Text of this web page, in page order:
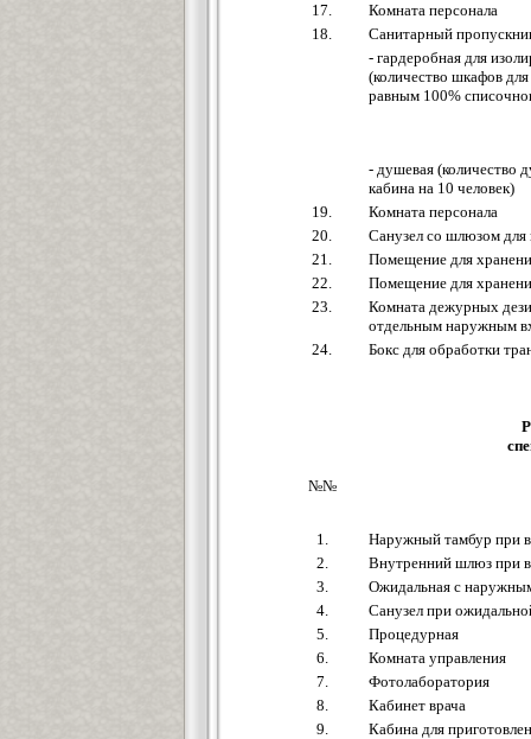
17.
Комната персонала
18.
Санитарный
- гардеробная для
(количество шкафов
равным 100%
- душевая (количество
кабина на 10 человек)
19.
Комната персонала
20.
Санузел со шлюзом для
21.
Помещение для
22.
Помещение для
23.
Комната дежурных
отдельным наружным
24.
Бокс для обработки
№№
1.
Наружный тамбур при
2.
Внутренний шлюз при
3.
Ожидальная с
4.
Санузел при
5.
Процедурная
6.
Комната управления
7.
Фотолаборатория
8.
Кабинет врача
9.
Кабина для